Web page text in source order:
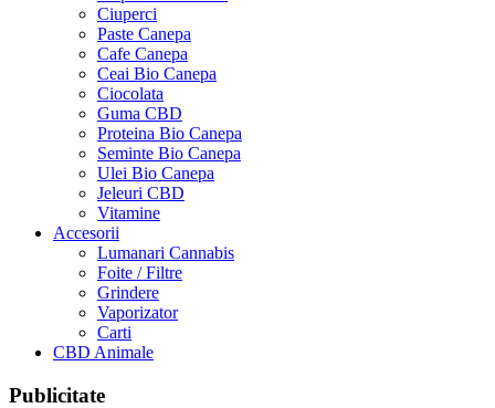
Ciuperci
Paste Canepa
Cafe Canepa
Ceai Bio Canepa
Ciocolata
Guma CBD
Proteina Bio Canepa
Seminte Bio Canepa
Ulei Bio Canepa
Jeleuri CBD
Vitamine
Accesorii
Lumanari Cannabis
Foite / Filtre
Grindere
Vaporizator
Carti
CBD Animale
Publicitate